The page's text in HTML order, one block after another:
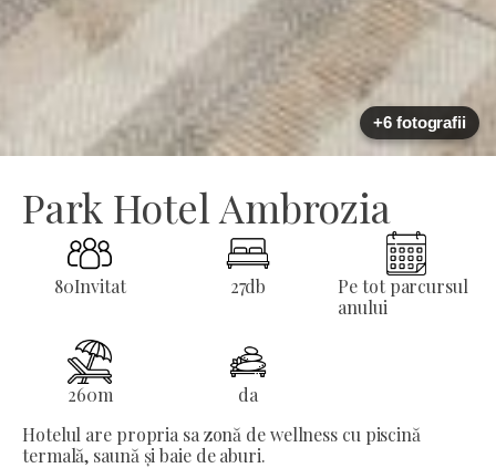
+6 fotografii
Park Hotel Ambrozia
80Invitat 27db
Pe tot parcursul
anului
260m
da
Hotelul are propria sa zonă de wellness cu piscină
termală, saună și baie de aburi.